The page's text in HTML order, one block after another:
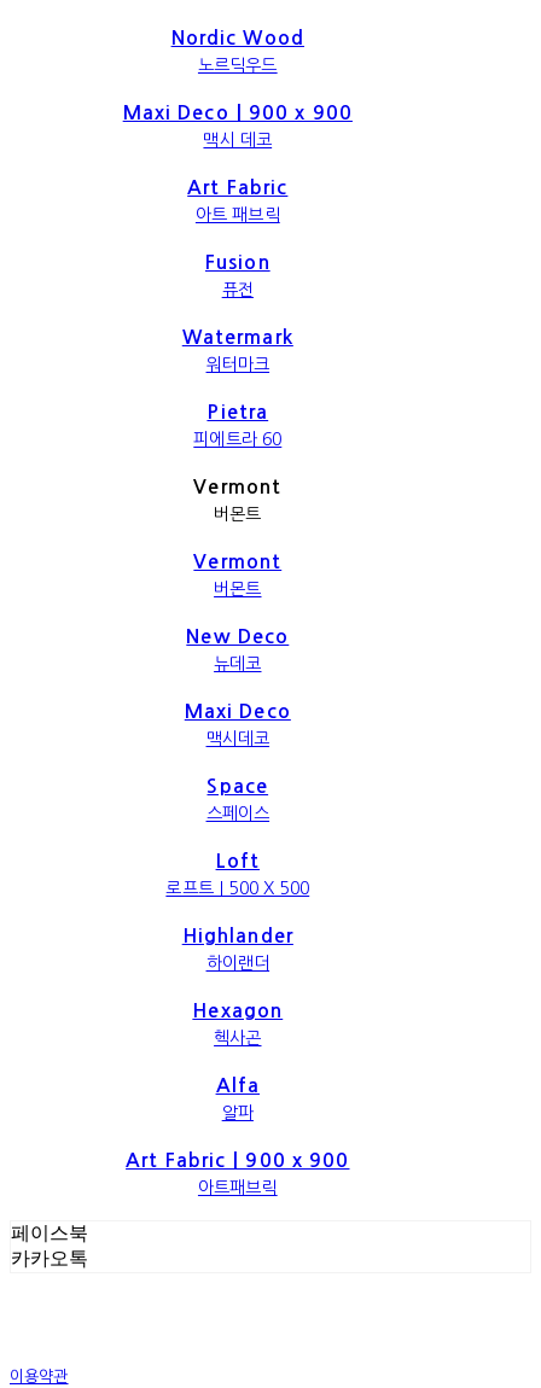
Nordic Wood
노르딕우드
Maxi Deco｜900 x 900
맥시 데코
Art Fabric
아트 패브릭
Fusion
퓨전
Watermark
워터마크
Pietra
피에트라 60
Vermont
버몬트
Vermont
버몬트
New Deco
뉴데코
Maxi Deco
맥시데코
Space
스페이스
Loft
로프트｜500 X 500
Highlander
하이랜더
Hexagon
헥사곤
Alfa
알파
Art Fabric｜900 x 900
아트패브릭
페이스북
카카오톡
이용약관